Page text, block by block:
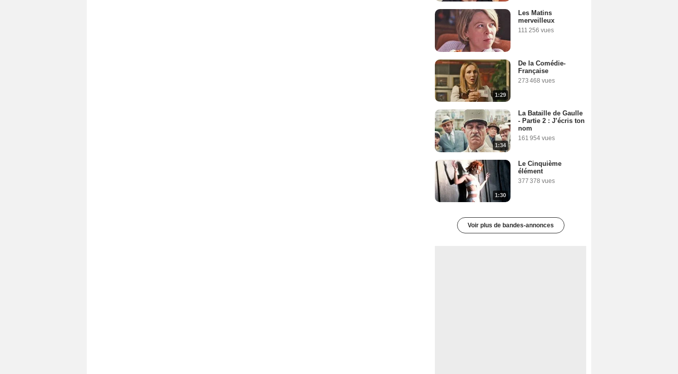
Les Matins
merveilleux
111 256 vues
1:29
De la Comédie-
Française
273 468 vues
1:34
La Bataille de Gaulle
- Partie 2 : J’écris ton
nom
161 954 vues
1:30
Le Cinquième
élément
377 378 vues
Voir plus de bandes-annonces